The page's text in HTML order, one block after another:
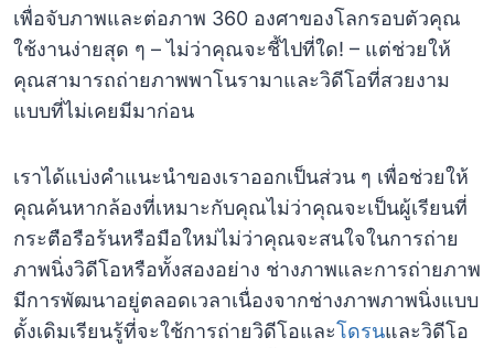
เพื่อจับภาพและต่อภาพ 360 องศาของโลกรอบตัวคุณ
ใช้งานง่ายสุด ๆ – ไม่ว่าคุณจะชี้ไปที่ใด! – แต่ช่วยให้
คุณสามารถถ่ายภาพพาโนรามาและวิดีโอที่สวยงาม
แบบที่ไม่เคยมีมาก่อน
เราได้แบ่งคำแนะนำของเราออกเป็นส่วน ๆ เพื่อช่วยให้
คุณค้นหากล้องที่เหมาะกับคุณไม่ว่าคุณจะเป็นผู้เรียนที่
กระตือรือร้นหรือมือใหม่ไม่ว่าคุณจะสนใจในการถ่าย
ภาพนิ่งวิดีโอหรือทั้งสองอย่าง ช่างภาพและการถ่ายภาพ
มีการพัฒนาอยู่ตลอดเวลาเนื่องจากช่างภาพภาพนิ่งแบบ
ดั้งเดิมเรียนรู้ที่จะใช้การถ่ายวิดีโอและโดรนและวิดีโอ